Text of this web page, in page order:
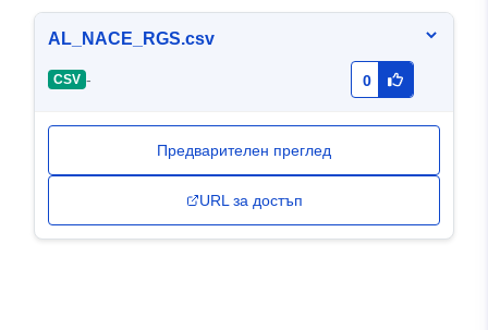
AL_NACE_RGS.csv
CSV - 0
Предварителен преглед
URL за достъп